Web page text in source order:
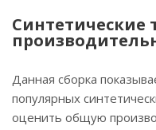
Синтетические
Данная сборка
популярных
оценить общую